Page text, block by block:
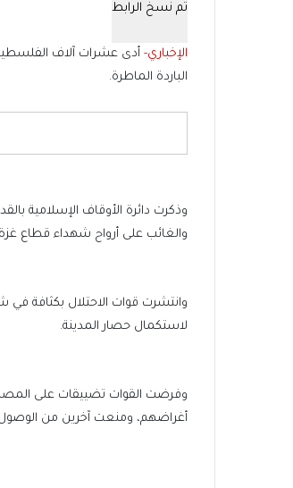
تم نسخ الرابط
الإخباري- أدى عشرات آلاف
الباردة الماطرة.
وذكرت دائرة الأوقاف الإسلامية
والغائب على أرواح شهداء قطاع
وانتشرت قوات الاحتلال بكثافة في
لاستكمال حصار المدينة.
وفرضت القوات تضييقات على
أغراضهم، ومنعت آخرين من